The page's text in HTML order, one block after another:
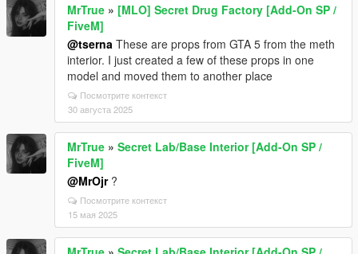
MrTrue » [MLO] Secret Drug Factory [Add-On SP /
FiveM]
@tserna These are props from GTA 5 from the meth
interior. I just created a few of these props in one
model and moved them to another place
Посмотрите контекст
30 августа 2025
MrTrue » Secret Lab/Base Interior [Add-On SP /
FiveM]
@MrOjr?
Посмотрите контекст
15 мая 2025